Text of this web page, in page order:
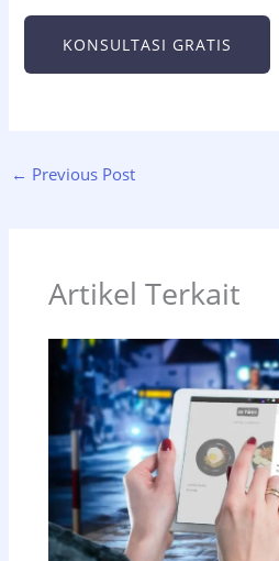
KONSULTASI GRATIS
← Previous Post
Artikel Terkait